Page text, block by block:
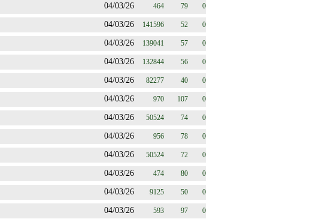
04/03/26 464 79 0
04/03/26 141596 52 0
04/03/26 139041 57 0
04/03/26 132844 56 0
04/03/26 82277 40 0
04/03/26 970 107 0
04/03/26 50524 74 0
04/03/26 956 78 0
04/03/26 50524 72 0
04/03/26 474 80 0
04/03/26 9125 50 0
04/03/26 593 97 0